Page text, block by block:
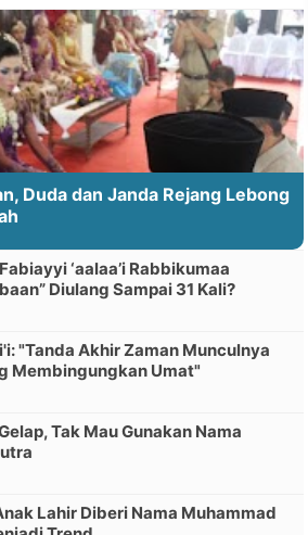
Duda dan Janda Rejang Lebong
‘aalaa’i Rabbikumaa
Diulang Sampai 31 Kali?
"Tanda Akhir Zaman Munculnya
Membingungkan Umat"
Tak Mau Gunakan Nama
Lahir Diberi Nama Muhammad